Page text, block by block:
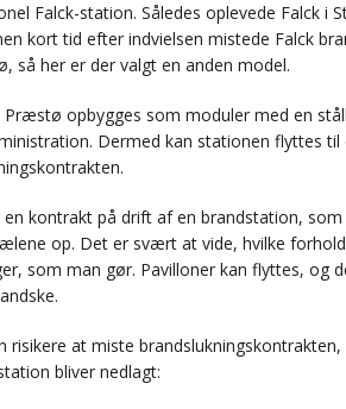
Falck-station. Således oplevede Falck i
kort tid efter indvielsen mistede Falck
så her er der valgt en anden model.
Præstø opbygges som moduler med en
Dermed kan stationen flyttes
en kontrakt på drift af en brandstation,
op. Det er svært at vide, hvilke
som man gør. Pavilloner kan flyttes, og
risikere at miste
bliver nedlagt: